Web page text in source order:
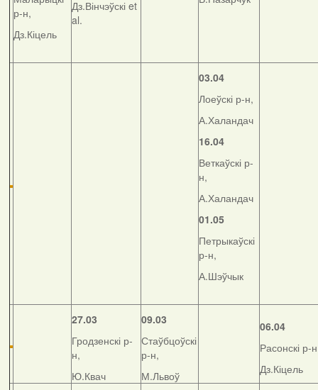
р-н,
Дз.Кіцель
Дз.Вінчэўскі et
al.
03.04
Лоеўскі р-н,
А.Халандач
16.04
Веткаўскі р-
н,
А.Халандач
01.05
Петрыкаўскі
р-н,
А.Шэўчык
27.03
Гродзенскі р-
н,
Ю.Квач
09.03
Стаўбцоўскі
р-н,
М.Львоў
06.04
Расонскі р-
Дз.Кіцель